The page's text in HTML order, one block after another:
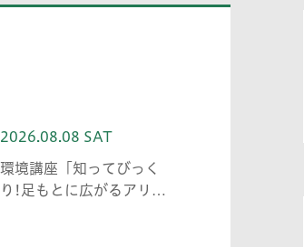
2026.08.08 SAT
環境講座「知ってびっく
り!足もとに広がるアリの